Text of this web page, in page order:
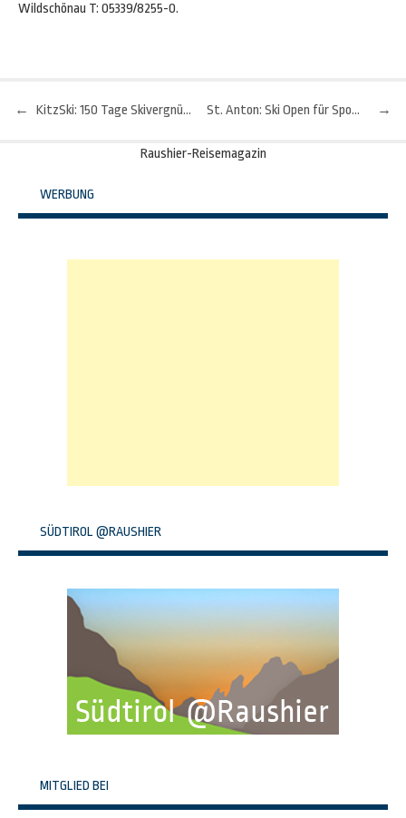
Wildschönau T: 05339/8255-0.
Beitragsnavigation
← KitzSki: 150 Tage Skivergnügen →
St. Anton: Ski Open für Sport- und Musikfans
Raushier-Reisemagazin
WERBUNG
SÜDTIROL @RAUSHIER
MITGLIED BEI